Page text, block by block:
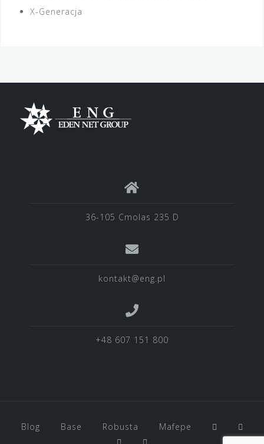
X-Generacja
36-105 Cmolas 235 D
kontakt@eng.pl
+48 607 151 800
Blog Base Robusta Mafepe